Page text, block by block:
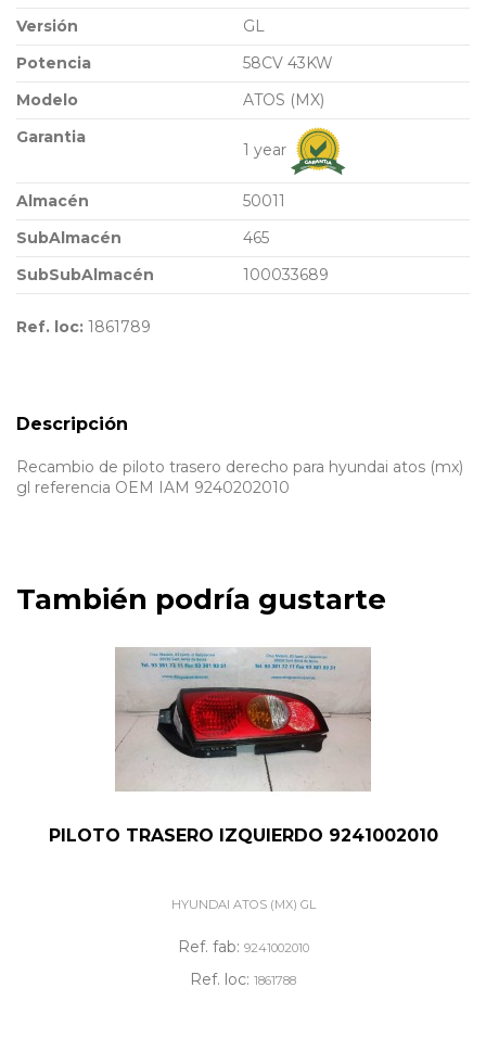
Versión
GL
Potencia
58CV 43KW
Modelo
ATOS (MX)
Garantia
1 year
Almacén
50011
SubAlmacén
465
SubSubAlmacén
100033689
Ref. loc: 1861789
Descripción
Recambio de piloto trasero derecho para hyundai atos (mx)
gl referencia OEM IAM 9240202010
También podría gustarte
PILOTO TRASERO IZQUIERDO 9241002010
HYUNDAI ATOS (MX) GL
Ref. fab: 9241002010
Ref. loc: 1861788